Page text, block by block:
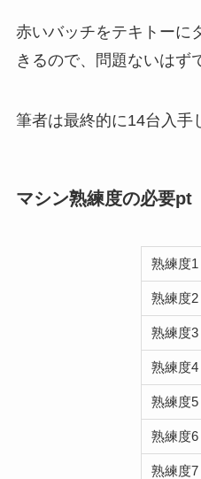
赤いバッチをテキトーに
きるので、問題ないはず
筆者は最終的に14台入手
マシン熟練度の必要pt
熟練度1
熟練度2
熟練度3
熟練度4
熟練度5
熟練度6
熟練度7